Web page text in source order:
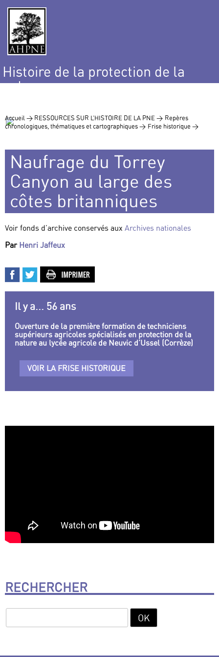
Histoire de la protection de la
nature
Accueil > RESSOURCES SUR L’HISTOIRE DE LA PNE > Repères
chronologiques, thématiques et cartographiques > Frise historique >
Naufrage du Torrey
Canyon au large des
côtes britanniques
Voir fonds d’archive conservés aux Archives nationales
Par Henri Jaffeux
Il y a... 56 ans
Ouverture de la première formation de techniciens
supérieurs agricoles spécialisés en protection de la
nature au lycée agricole de Neuvic d’Ussel (Corrèze)
VOIR LA FRISE HISTORIQUE
RECHERCHER